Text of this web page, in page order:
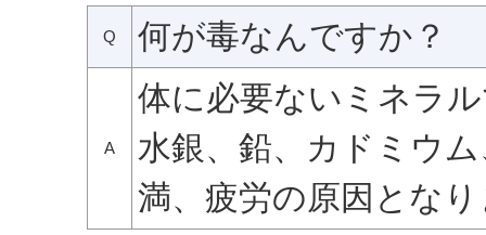
Q 何が毒なんですか？
A
体に必要ないミネラ
水銀、鉛、カドミウ
満、疲労の原因とな